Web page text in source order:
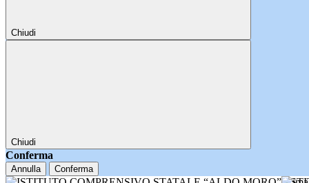
Chiudi
Chiudi
Conferma
Annulla Conferma